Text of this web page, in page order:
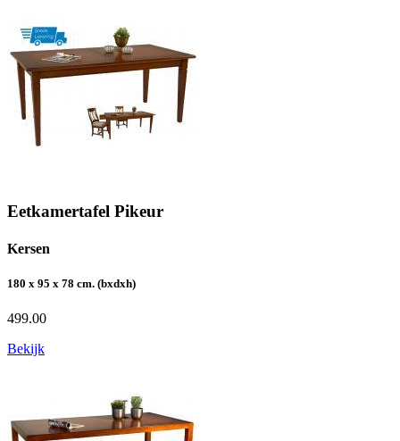
Eetkamertafel Pikeur
Kersen
180 x 95 x 78 cm. (bxdxh)
499.00
Bekijk